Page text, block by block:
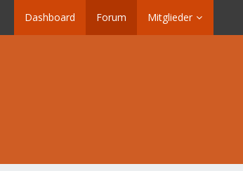
Dashboard Forum Mitglieder